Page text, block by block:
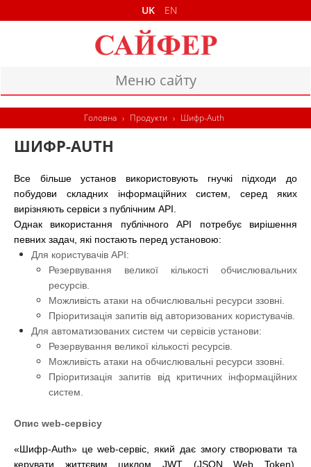
UK EN
Меню сайту
ГОЛОВНА
КОНТАКТИ
Головна › Продукти › Шифр-Auth
ШИФР-AUTH
Все більше установ використовують гнучкі підходи до
побудови складних інформаційних систем, серед яких
вирізняють сервіси з публічним API.
Однак використання публічного API потребує вирішення
певних задач, які постають перед установою:
Для користувачів API:
Резервування великої кількості обчислювальних
ресурсів.
Можливість атаки на обчислювальні ресурси ззовні.
Пріоритизація запитів від авторизованих користувачів.
Для автоматизованих систем чи сервісів установи:
Резервування великої кількості ресурсів.
Можливість атаки на обчислювальні ресурси ззовні.
Пріоритизація запитів від критичних інформаційних
систем.
Опис web-сервісу
«Шифр-Auth» це web-сервіс, який дає змогу створювати та
керувати життєвим циклом JWT (JSON Web Token),